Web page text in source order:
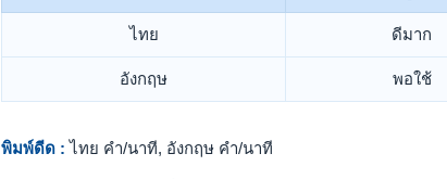
ไทย ดีมาก
อังกฤษ พอใช้
พิมพ์ดีด : ไทย คำ/นาที, อังกฤษ คำ/นาที